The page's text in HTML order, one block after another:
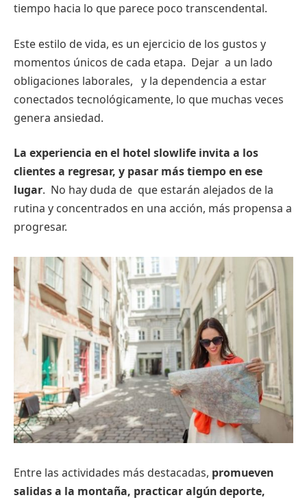
tiempo hacia lo que parece poco transcendental.
Este estilo de vida, es un ejercicio de los gustos y
momentos únicos de cada etapa. Dejar a un lado
obligaciones laborales, y la dependencia a estar
conectados tecnológicamente, lo que muchas veces
genera ansiedad.
La experiencia en el hotel slowlife invita a los
clientes a regresar, y pasar más tiempo en ese
lugar. No hay duda de que estarán alejados de la
rutina y concentrados en una acción, más propensa a
progresar.
Entre las actividades más destacadas, promueven
salidas a la montaña, practicar algún deporte,